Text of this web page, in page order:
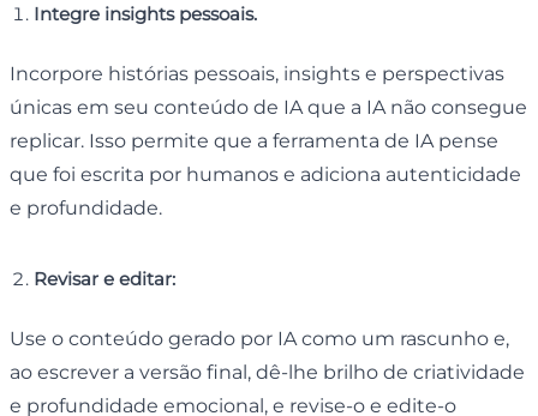
Integre insights pessoais.
Incorpore histórias pessoais, insights e perspectivas
únicas em seu conteúdo de IA que a IA não consegue
replicar. Isso permite que a ferramenta de IA pense
que foi escrita por humanos e adiciona autenticidade
e profundidade.
Revisar e editar:
Use o conteúdo gerado por IA como um rascunho e,
ao escrever a versão final, dê-lhe brilho de criatividade
e profundidade emocional, e revise-o e edite-o